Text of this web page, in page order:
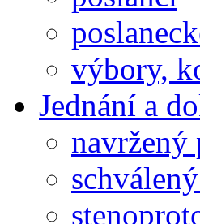
výbory,
Jednání a
navržený